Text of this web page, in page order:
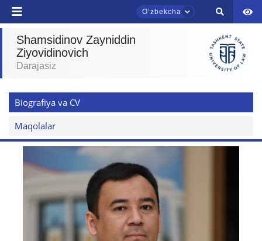
Oʼzbekcha
Shamsidinov Zayniddin
Ziyovidinovich
Darajasiz
Biografiya va CV
Maqolalar
TDYU qabul murojaatlari chati
Assalomu alaykum! TDYU qabul murojaatlari
Qabul bo'yicha murojaatlaringizni ushbu
chatda qoldiring.
Mavzuni tanlang — keyin shu mavzudagi aniq
savollar chiqadi: